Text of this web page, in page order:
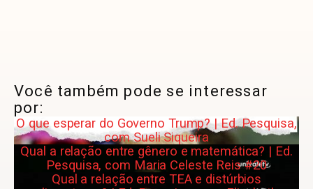
Você também pode se interessar
por:
O que esperar do Governo Trump? | Ed. Pesquisa,
com Sueli Siqueira
Qual a relação entre gênero e matemática? | Ed.
Pesquisa, com Maria Celeste Reis #20
Qual a relação entre TEA e distúrbios